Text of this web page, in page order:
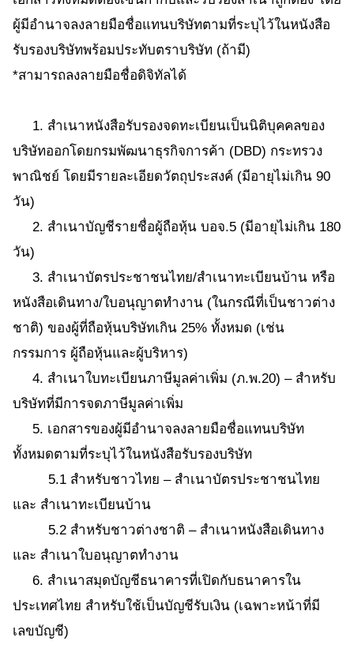
ผู้มีอำนาจลงลายมือชื่อแทนบริษัทตามที่ระบุไว้ในหนังสือ
รับรองบริษัทพร้อมประทับตราบริษัท (ถ้ามี)
*สามารถลงลายมือชื่อดิจิทัลได้
1. สำเนาหนังสือรับรองจดทะเบียนเป็นนิติบุคคลของ
บริษัทออกโดยกรมพัฒนาธุรกิจการค้า (DBD) กระทรวง
พาณิชย์ โดยมีรายละเอียดวัตถุประสงค์ (มีอายุไม่เกิน 90
วัน)
2. สำเนาบัญชีรายชื่อผู้ถือหุ้น บอจ.5 (มีอายุไม่เกิน 180
วัน)
3. สำเนาบัตรประชาชนไทย/สำเนาทะเบียนบ้าน หรือ
หนังสือเดินทาง/ใบอนุญาตทำงาน (ในกรณีที่เป็นชาวต่าง
ชาติ) ของผู้ที่ถือหุ้นบริษัทเกิน 25% ทั้งหมด (เช่น
กรรมการ ผู้ถือหุ้นและผู้บริหาร)
4. สำเนาใบทะเบียนภาษีมูลค่าเพิ่ม (ภ.พ.20) – สำหรับ
บริษัทที่มีการจดภาษีมูลค่าเพิ่ม
5. เอกสารของผู้มีอำนาจลงลายมือชื่อแทนบริษัท
ทั้งหมดตามที่ระบุไว้ในหนังสือรับรองบริษัท
5.1 สำหรับชาวไทย – สำเนาบัตรประชาชนไทย
และ สำเนาทะเบียนบ้าน
5.2 สำหรับชาวต่างชาติ – สำเนาหนังสือเดินทาง
และ สำเนาใบอนุญาตทำงาน
6. สำเนาสมุดบัญชีธนาคารที่เปิดกับธนาคารใน
ประเทศไทย สำหรับใช้เป็นบัญชีรับเงิน (เฉพาะหน้าที่มี
เลขบัญชี)